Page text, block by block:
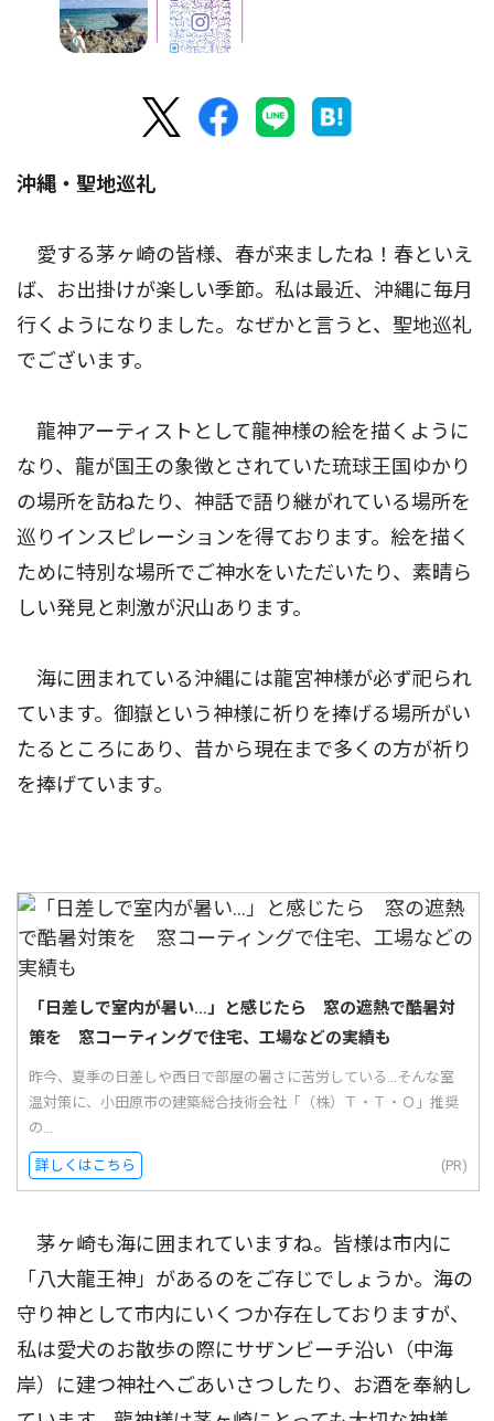
沖縄・聖地巡礼
愛する茅ヶ崎の皆様、春が来ましたね！春といえ
ば、お出掛けが楽しい季節。私は最近、沖縄に毎月
行くようになりました。なぜかと言うと、聖地巡礼
でございます。
龍神アーティストとして龍神様の絵を描くように
なり、龍が国王の象徴とされていた琉球王国ゆかり
の場所を訪ねたり、神話で語り継がれている場所を
巡りインスピレーションを得ております。絵を描く
ために特別な場所でご神水をいただいたり、素晴ら
しい発見と刺激が沢山あります。
海に囲まれている沖縄には龍宮神様が必ず祀られ
ています。御嶽という神様に祈りを捧げる場所がい
たるところにあり、昔から現在まで多くの方が祈り
を捧げています。
「日差しで室内が暑い…」と感じたら 窓の遮熱で酷暑対
策を 窓コーティングで住宅、工場などの実績も
昨今、夏季の日差しや西日で部屋の暑さに苦労している...そんな室
温対策に、小田原市の建築総合技術会社「（株）Ｔ・Ｔ・Ｏ」推奨
の...
詳しくはこちら (PR)
茅ヶ崎も海に囲まれていますね。皆様は市内に
「八大龍王神」があるのをご存じでしょうか。海の
守り神として市内にいくつか存在しておりますが、
私は愛犬のお散歩の際にサザンビーチ沿い（中海
岸）に建つ神社へごあいさつしたり、お酒を奉納し